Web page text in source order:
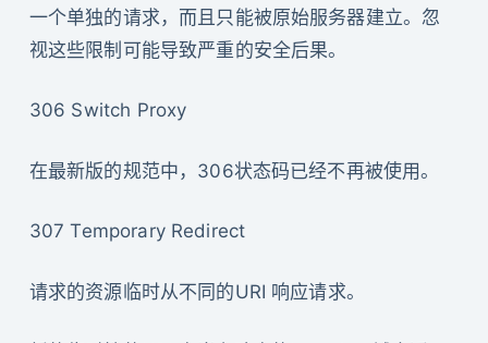
一个单独的请求，而且只能被原始服务器建立。忽
视这些限制可能导致严重的安全后果。
306 Switch Proxy
在最新版的规范中，306状态码已经不再被使用。
307 Temporary Redirect
请求的资源临时从不同的URI 响应请求。